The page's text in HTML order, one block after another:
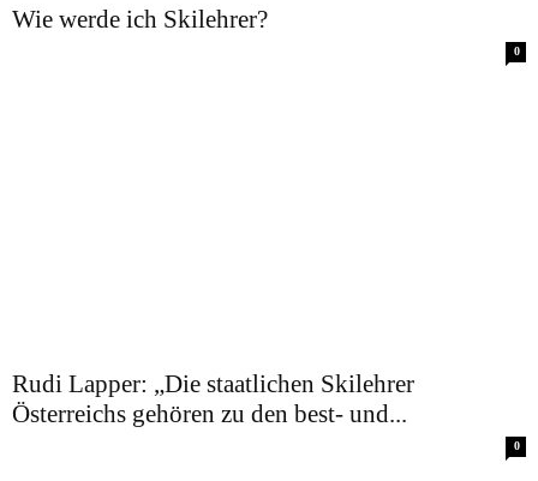
Wie werde ich Skilehrer?
0
Rudi Lapper: „Die staatlichen Skilehrer
Österreichs gehören zu den best- und...
0